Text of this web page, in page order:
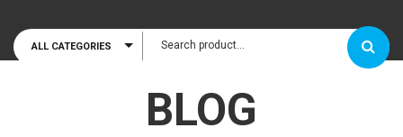
ALL CATEGORIES
BLOG